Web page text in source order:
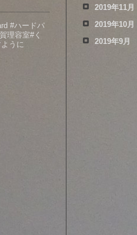
#ハードパ
理容室#く
うに
2019年11月
2019年10月
2019年9月